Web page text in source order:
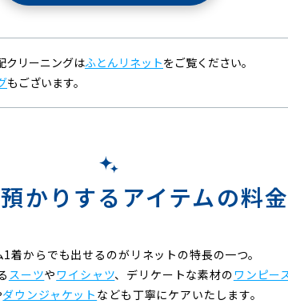
クリーニングはふとんリネットをご覧ください。
もございます。
かりするアイテムの料
1着からでも出せるのがリネットの特長の一つ。
スーツやワイシャツ、デリケートな素材のワンピー
ダウンジャケット なども丁寧にケアいたします。